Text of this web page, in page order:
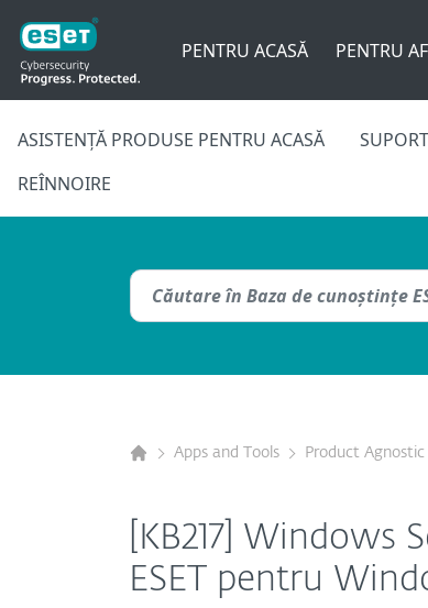
PENTRU ACASĂ PENTRU
ASISTENȚĂ PRODUSE PENTRU ACASĂ
REÎNNOIRE
Apps and Tools Product Agnostic
[KB217]
ESET pentru